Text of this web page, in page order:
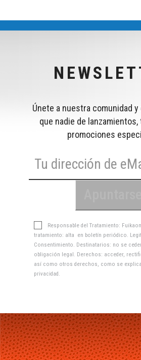
Únete a nuestra comunidad
que nadie de
promociones
Responsable del Tratamiento:
tratamiento: alta en boletín periódico.
Consentimiento. Destinatarios: no se
obligación legal. Derechos: acceder,
así como otros derechos, como se
privacidad